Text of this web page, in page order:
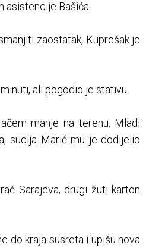
asistencije Bašića.
zaostatak, Kuprešak je
ali pogodio je stativu.
manje na terenu. Mladi
sudija Marić mu je dodijelio
Sarajeva, drugi žuti karton
do kraja susreta i upišu nova